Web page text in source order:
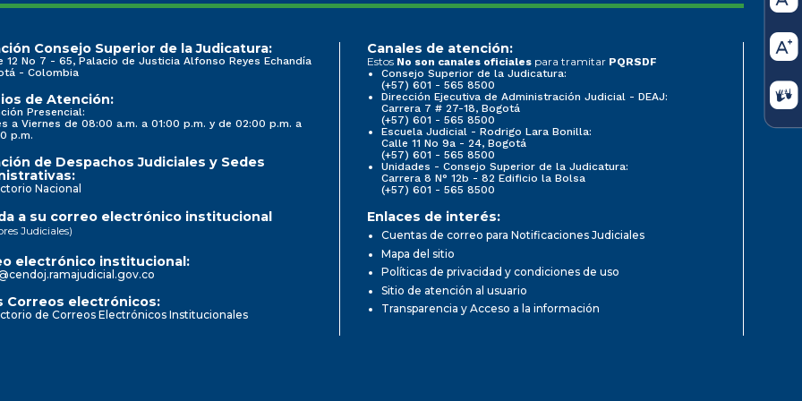
Consejo Superior de la Judicatura:
12 No 7 - 65, Palacio de Justicia Alfonso Reyes Echandía
- Colombia
de Atención:
Presencial:
a Viernes de 08:00 a.m. a 01:00 p.m. y de 02:00 p.m. a
p.m.
de Despachos Judiciales y Sedes
Nacional
Canales de atención:
Estos No son canales oficiales para tramitar PQRSDF
Consejo Superior de la Judicatura:
(+57) 601 - 565 8500
Dirección Ejecutiva de Administración Judicial - DEAJ:
Carrera 7 # 27-18, Bogotá
(+57) 601 - 565 8500
Escuela Judicial - Rodrigo Lara Bonilla:
Calle 11 No 9a - 24, Bogotá
(+57) 601 - 565 8500
Unidades - Consejo Superior de la Judicatura:
Carrera 8 N° 12b - 82 Edificio la Bolsa
(+57) 601 - 565 8500
a su correo electrónico institucional
Judiciales)
electrónico institucional:
Correos electrónicos:
de Correos Electrónicos Institucionales
Enlaces de interés:
Cuentas de correo para Notificaciones Judiciales
Mapa del sitio
Políticas de privacidad y condiciones de uso
Sitio de atención al usuario
Transparencia y Acceso a la información